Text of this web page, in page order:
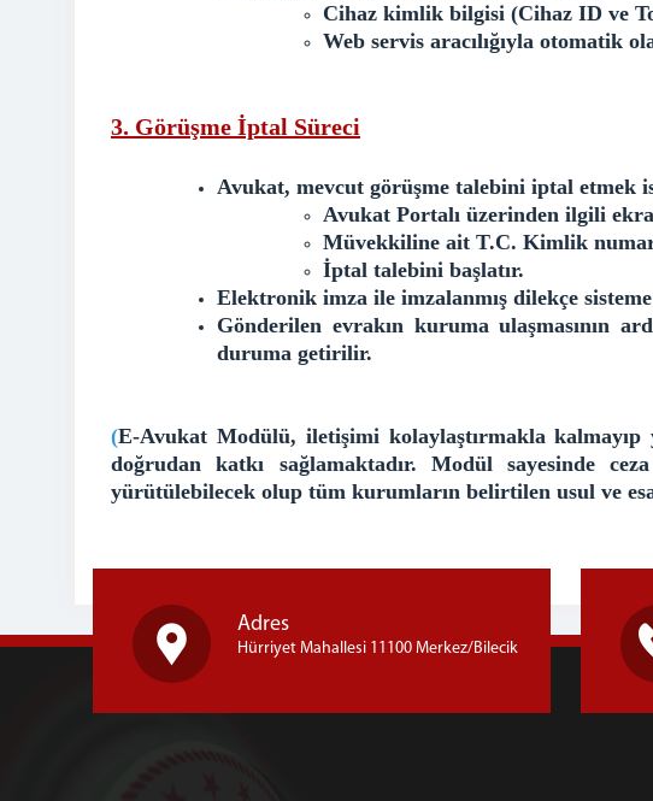
Cihaz kimlik bilgisi (Cihaz ID ve
Web servis aracılığıyla otomatik
3. Görüşme İptal Süreci
Avukat, mevcut görüşme talebini iptal etmek
Avukat Portalı üzerinden ilgili
Müvekkiline ait T.C. Kimlik
İptal talebini başlatır.
Elektronik imza ile imzalanmış dilekçe
Gönderilen evrakın kuruma ulaşmasının
duruma getirilir.
(E-Avukat Modülü, iletişimi kolaylaştırmakla kalmayıp
doğrudan katkı sağlamaktadır. Modül sayesinde
yürütülebilecek olup tüm kurumların belirtilen usul ve
Adres
Hürriyet Mahallesi 11100 Merkez/Bilecik